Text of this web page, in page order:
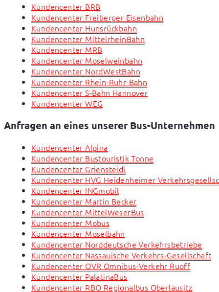
Kundencenter BRB
Kundencenter Freiberger Eisenbahn
Kundencenter Hunsrückbahn
Kundencenter MittelrheinBahn
Kundencenter MRB
Kundencenter Moselweinbahn
Kundencenter NordWestBahn
Kundencenter Rhein-Ruhr-Bahn
Kundencenter S-Bahn Hannover
Kundencenter WEG
Anfragen an eines unserer Bus-Unternehmen
Kundencenter Alpina
Kundencenter Bustouristik Tonne
Kundencenter Griensteidl
Kundencenter HVG Heidenheimer
Kundencenter INGmobil
Kundencenter Martin Becker
Kundencenter MittelWeserBus
Kundencenter Mobus
Kundencenter Moselbahn
Kundencenter Norddeutsche Verkehrsbetriebe
Kundencenter Nassauische Verkehrs-Gesellschaft
Kundencenter OVR Omnibus-Verkehr Ruoff
Kundencenter PalatinaBus
Kundencenter RBO Regionalbus Oberlausitz